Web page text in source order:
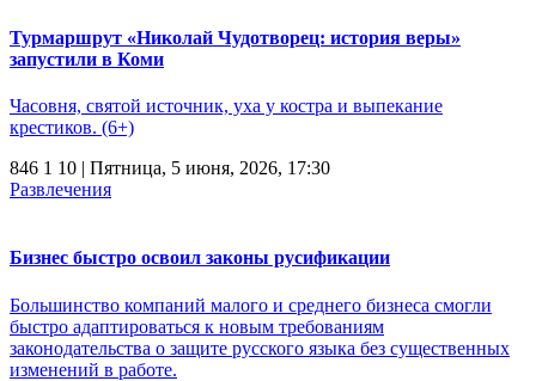
Турмаршрут «Николай Чудотворец: история веры»
запустили в Коми
Часовня, святой источник, уха у костра и выпекание
крестиков. (6+)
846 1 10 | Пятница, 5 июня, 2026, 17:30
Развлечения
Бизнес быстро освоил законы русификации
Большинство компаний малого и среднего бизнеса смогли
быстро адаптироваться к новым требованиям
законодательства о защите русского языка без существенных
изменений в работе.